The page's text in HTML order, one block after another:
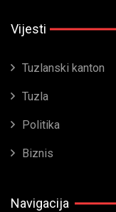
Vijesti
Tuzlanski kanton
Tuzla
Politika
Biznis
Navigacija